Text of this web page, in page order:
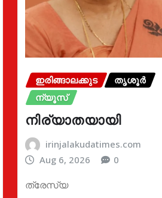
ഇരിങ്ങാലക്കുട
തൃശൂർ
ന്യൂസ്
നിര്യാതയായി
irinjalakudatimes.com
Aug 6, 2026
0
ത്രേസ്യ